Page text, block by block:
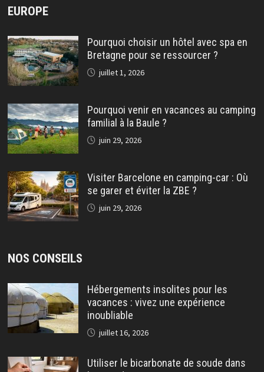
EUROPE
Pourquoi choisir un hôtel avec spa en
Bretagne pour se ressourcer ?
juillet 1, 2026
Pourquoi venir en vacances au camping
familial à la Baule ?
juin 29, 2026
Visiter Barcelone en camping-car : Où
se garer et éviter la ZBE ?
juin 29, 2026
NOS CONSEILS
Hébergements insolites pour les
vacances : vivez une expérience
inoubliable
juillet 16, 2026
Utiliser le bicarbonate de soude dans